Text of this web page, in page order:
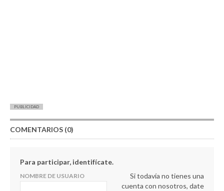
PUBLICIDAD
COMENTARIOS (0)
Para participar, identifícate.
NOMBRE DE USUARIO
Si todavía no tienes una
cuenta con nosotros, date